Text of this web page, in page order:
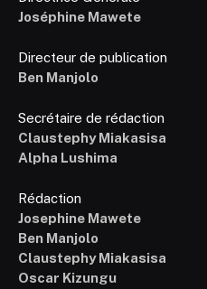
Joséphine Mawete
Directeur de publication
Ben Manjolo
Secrétaire de rédaction
Claustephy Miakasisa
Alpha Lushima
Rédaction
Josephine Mawete
Ben Manjolo
Claustephy Miakasisa
Oscar Kizungu